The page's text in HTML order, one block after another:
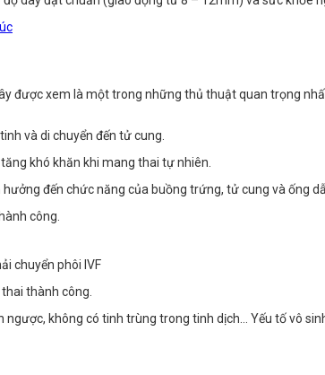
được xem là một trong những thủ thuật quan trọng
và di chuyển đến tử cung.
khó khăn khi mang thai tự nhiên.
đến chức năng của buồng trứng, tử cung và ống
công.
chuyển phôi IVF
thành công.
không có tinh trùng trong tinh dịch… Yếu tố vô